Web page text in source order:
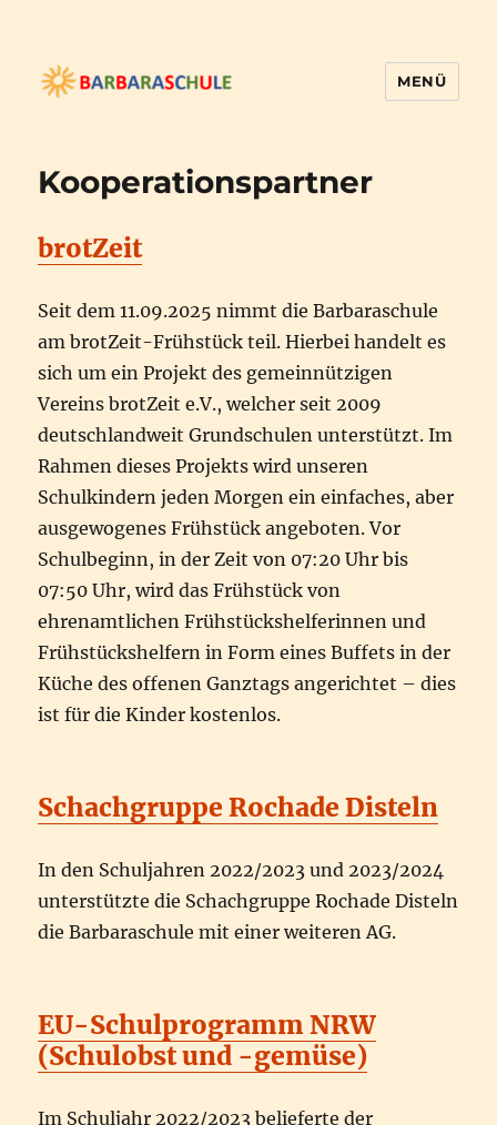
MENÜ
Kooperationspartner
brotZeit
Seit dem 11.09.2025 nimmt die Barbaraschule
am brotZeit-Frühstück teil. Hierbei handelt es
sich um ein Projekt des gemeinnützigen
Vereins brotZeit e.V., welcher seit 2009
deutschlandweit Grundschulen unterstützt. Im
Rahmen dieses Projekts wird unseren
Schulkindern jeden Morgen ein einfaches, aber
ausgewogenes Frühstück angeboten. Vor
Schulbeginn, in der Zeit von 07:20 Uhr bis
07:50 Uhr, wird das Frühstück von
ehrenamtlichen Frühstückshelferinnen und
Frühstückshelfern in Form eines Buffets in der
Küche des offenen Ganztags angerichtet – dies
ist für die Kinder kostenlos.
Schachgruppe Rochade Disteln
In den Schuljahren 2022/2023 und 2023/2024
unterstützte die Schachgruppe Rochade Disteln
die Barbaraschule mit einer weiteren AG.
EU-Schulprogramm NRW
(Schulobst und -gemüse)
Im Schuljahr 2022/2023 belieferte der